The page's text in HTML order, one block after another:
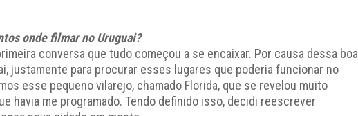
onde filmar no Uruguai?
conversa que tudo começou a se encaixar. Por causa dessa boa
justamente para procurar esses lugares que poderia funcionar no
esse pequeno vilarejo, chamado Florida, que se revelou muito
havia me programado. Tendo definido isso, decidi reescrever